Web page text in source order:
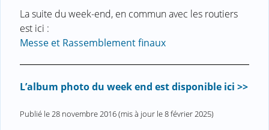
La suite du week-end, en commun avec les routiers
est ici :
Messe et Rassemblement finaux
L’album photo du week end est disponible ici >>
Publié le28 novembre 2016(mis à jour le8 février 2025)